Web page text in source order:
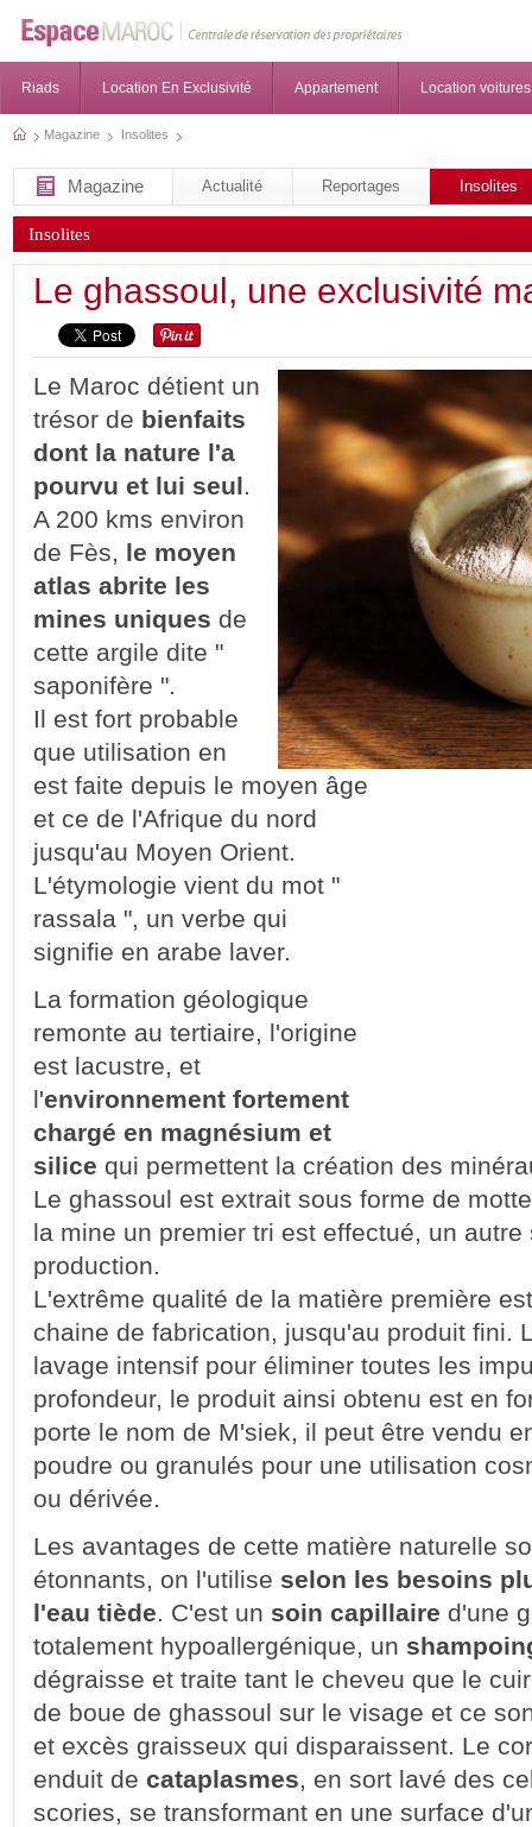
Riads Location En Exclusivité Appartement Location voitures
Magazine Insolites
Magazine Actualité Reportages Insolites
Insolites
Le ghassoul, une exclusivité
Le Maroc détient un
trésor de bienfaits
dont la nature l'a
pourvu et lui seul.
A 200 kms environ
de Fès, le moyen
atlas abrite les
mines uniques de
cette argile dite "
saponifère ".
Il est fort probable
que utilisation en
est faite depuis le moyen âge
et ce de l'Afrique du nord
jusqu'au Moyen Orient.
L'étymologie vient du mot "
rassala ", un verbe qui
signifie en arabe laver.
La formation géologique
remonte au tertiaire, l'origine
est lacustre, et
l'environnement fortement
chargé en magnésium et
silice qui permettent la création des
Le ghassoul est extrait sous forme de
la mine un premier tri est effectué, un
production.
L'extrême qualité de la matière première
chaine de fabrication, jusqu'au produit fini.
lavage intensif pour éliminer toutes les
profondeur, le produit ainsi obtenu est en
porte le nom de M'siek, il peut être vendu
poudre ou granulés pour une utilisation
ou dérivée.
Les avantages de cette matière naturelle
étonnants, on l'utilise selon les besoins
l'eau tiède. C'est un soin capillaire d'une
totalement hypoallergénique, un
dégraisse et traite tant le cheveu que le
de boue de ghassoul sur le visage et ce
et excès graisseux qui disparaissent. Le
enduit de cataplasmes, en sort lavé des
scories, se transformant en une surface